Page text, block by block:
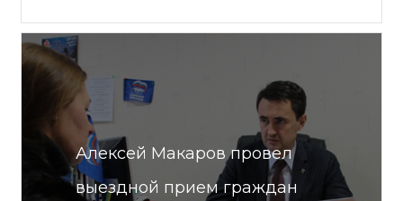
Алексей Макаров провел
выездной прием граждан